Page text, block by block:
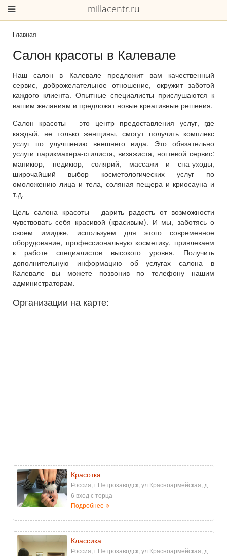
millacentr.ru
Главная
Салон красоты в Калевале
Наш салон в Калевале предложит вам качественный
сервис, доброжелательное отношение, окружит заботой
каждого клиента. Опытные специалисты прислушаются к
вашим желаниям и предложат новые креативные решения.
Салон красоты - это центр предоставления услуг, где
каждый, не только женщины, смогут получить комплекс
услуг по улучшению внешнего вида. Это обязательно
услуги парикмахера-стилиста, визажиста, ногтевой сервис:
маникюр, педикюр, солярий, массажи и спа-уходы,
широчайший выбор косметологических услуг по
омоложению лица и тела, соляная пещера и криосауна и
т.д.
Цель салона красоты - дарить радость от возможности
чувствовать себя красивой (красивым). И мы, заботясь о
своем имидже, используем для этого современное
оборудование, профессиональную косметику, привлекаем
к работе специалистов высокого уровня. Получить
дополнительную информацию об услугах салона в
Калевале вы можете позвонив по телефону нашим
администраторам.
Организации на карте:
Красотка
Россия, г Петрозаводск, ул Красноармейская, д
6 вход с торца
Подробнее
Классика
Россия, г Петрозаводск, ул Красноармейская, д